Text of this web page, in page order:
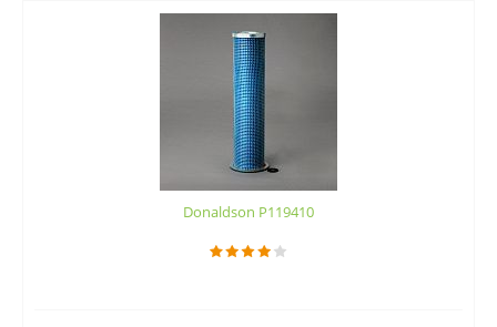
Donaldson P119410